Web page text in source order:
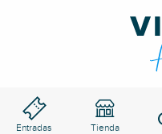
Entradas Tienda